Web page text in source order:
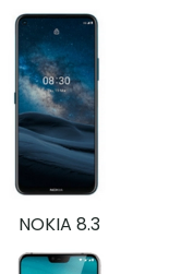
NOKIA 8.3